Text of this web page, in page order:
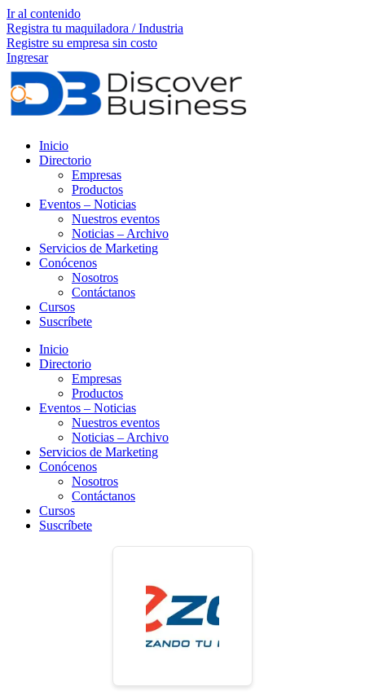
Ir al contenido
Registra tu maquiladora / Industria
Registre su empresa sin costo
Ingresar
Inicio
Directorio
Empresas
Productos
Eventos – Noticias
Nuestros eventos
Noticias – Archivo
Servicios de Marketing
Conócenos
Nosotros
Contáctanos
Cursos
Suscríbete
Inicio
Directorio
Empresas
Productos
Eventos – Noticias
Nuestros eventos
Noticias – Archivo
Servicios de Marketing
Conócenos
Nosotros
Contáctanos
Cursos
Suscríbete